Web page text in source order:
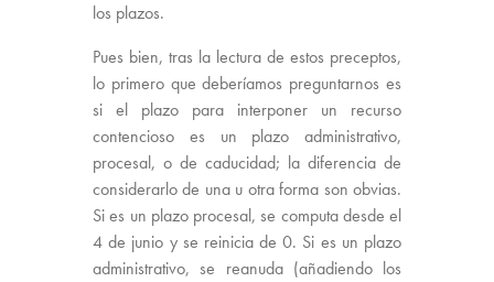
los plazos.
Pues bien, tras la lectura de estos preceptos,
lo primero que deberíamos preguntarnos es
si el plazo para interponer un recurso
contencioso es un plazo administrativo,
procesal, o de caducidad; la diferencia de
considerarlo de una u otra forma son obvias.
Si es un plazo procesal, se computa desde el
4 de junio y se reinicia de 0. Si es un plazo
administrativo, se reanuda (añadiendo los